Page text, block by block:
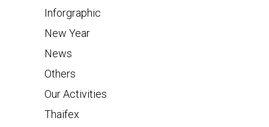
Inforgraphic
New Year
News
Others
Our Activities
Thaifex